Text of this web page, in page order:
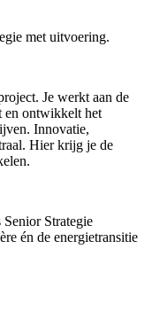
met uitvoering.
Je werkt aan de
en ontwikkelt het
Innovatie,
Hier krijg je de
Strategie
én de energietransitie